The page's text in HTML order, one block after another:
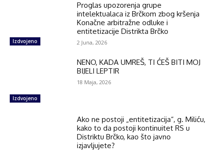
Izdvojeno
Proglas upozorenja grupe
intelektualaca iz Brčkom zbog kršenja
Konačne arbitražne odluke i
entitetizacije Distrikta Brčko
2 Juna, 2026
Izdvojeno
NENO, KADA UMREŠ, TI ĆEŠ BITI MOJ
BIJELI LEPTIR
18 Maja, 2026
Ako ne postoji „entitetizacija“, g. Miliću,
kako to da postoji kontinuitet RS u
Distriktu Brčko, kao što javno
izjavljujete?